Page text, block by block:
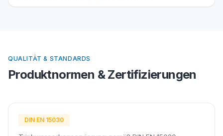
QUALITÄT & STANDARDS
Produktnormen & Zertifizierungen
DIN EN 15030